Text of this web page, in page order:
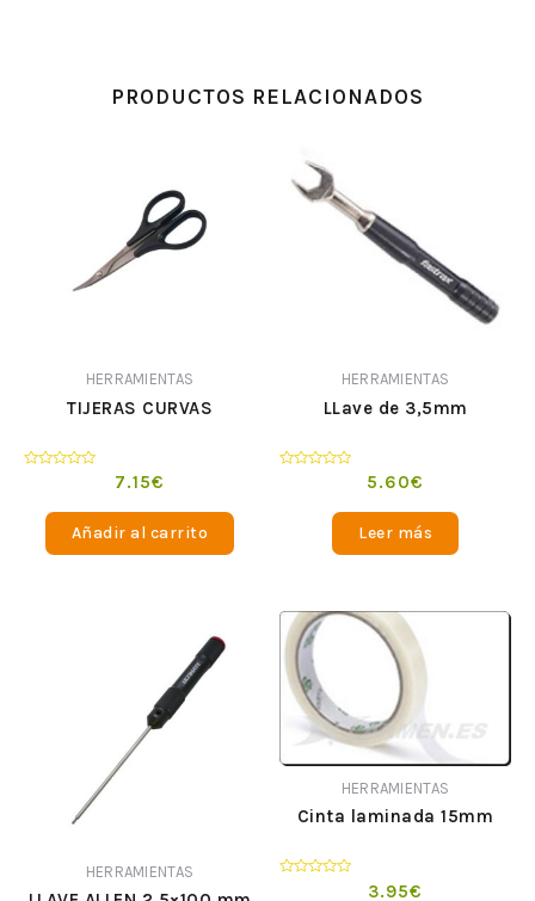
PRODUCTOS RELACIONADOS
HERRAMIENTAS
TIJERAS CURVAS
7.15€
Añadir al carrito
HERRAMIENTAS
LLave de 3,5mm
5.60€
Leer más
HERRAMIENTAS
HERRAMIENTAS
Cinta laminada 15mm
3.95€